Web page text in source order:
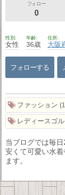
フォロー
0
性別
女性
年齢
36歳
住所
大阪
フォローする
ファッション
レディースゴ
当ブログでは毎
安くて可愛い水
ます。